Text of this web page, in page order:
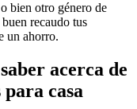
bien otro género de
recaudo tus
un ahorro.
acerca de
casa